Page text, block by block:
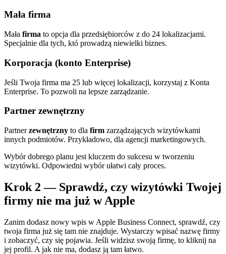
Mała firma
Mała firma to opcja dla przedsiębiorców z do 24 lokalizacjami.
Specjalnie dla tych, któ prowadzą niewielki biznes.
Korporacja (konto Enterprise)
Jeśli Twoja firma ma 25 lub więcej lokalizacji, korzystaj z Konta
Enterprise. To pozwoli na lepsze zarządzanie.
Partner zewnętrzny
Partnerzewnętrzny to dla firm zarządzających wizytówkami
innych podmiotów. Przykładowo, dla agencji marketingowych.
Wybór dobrego planu jest kluczem do sukcesu w tworzeniu
wizytówki. Odpowiedni wybór ułatwi cały proces.
Krok 2 — Sprawdź, czy wizytówki Twojej
firmy nie ma już w Apple
Zanim dodasz nowy wpis w Apple Business Connect, sprawdź, czy
twoja firma już się tam nie znajduje. Wystarczy wpisać nazwę firmy
i zobaczyć, czy się pojawia. Jeśli widzisz swoją firmę, to kliknij na
jej profil. A jak nie ma, dodasz ją tam łatwo.